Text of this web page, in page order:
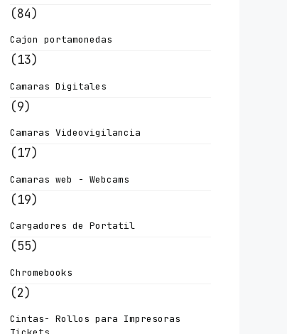
(84)
Cajon portamonedas
(13)
Camaras Digitales
(9)
Camaras Videovigilancia
(17)
Camaras web - Webcams
(19)
Cargadores de Portatil
(55)
Chromebooks
(2)
Cintas- Rollos para Impresoras